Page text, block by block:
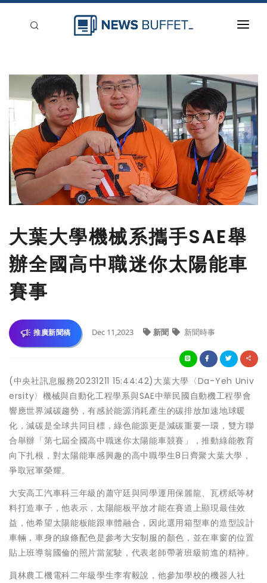
新聞稿分類
登入
刊登
大葉大學機械系攜手SAE舉
辦全國高中職迷你太陽能車
賽事
推廣新聞稿 Dec 11,2023 新聞 新聞時事
(中央社訊息服務20231211 15:44:42)大葉大學〈Da-Yeh Univ
ersity〉機械與自動化工程學系與SAE中華民國自動機工程學會
響應世界減碳趨勢，有感於能源消耗產生的碳排放加速地球暖
化，減碳是全球共同目標，綠色能源更是減碳重要一環，雙方聯
合舉辦「第七屆全國高中職迷你太陽能車競賽」，推動綠能教育
向下扎根，對太陽能車感興趣的高中職學生8日齊聚大葉大學，
爭取冠軍榮耀。
大安高工汽車科三年級的蕭守廷與同學運用保麗龍、瓦楞紙等材
料打造車子，他表示，太陽能板平放才能在賽道上顯現最佳效
益，他希望太陽能板能跟車體融合，因此選用箱型車的造型設計
車輛，車身的線條配色是參考大安制服的顏色，並在車窗的位置
貼上班導翁國倫的照片當駕駛，代表老師帶著班級前進的精神。
員林農工機電科二年級學生李宥毅說，他參加學校的機器人社